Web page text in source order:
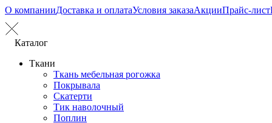
О компанииДоставка и оплатаУсловия заказаАкцииПрайс-лист
Каталог
Ткани
Ткань мебельная рогожка
Покрывала
Скатерти
Тик наволочный
Поплин